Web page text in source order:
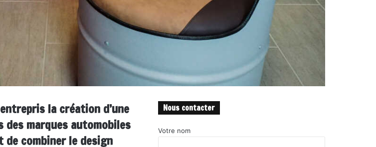
la création d’une
des marques automobiles
combiner le design
Nous contacter
Votre nom